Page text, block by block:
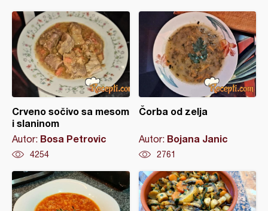
Crveno sočivo sa mesom
i slaninom
Autor: Bosa Petrovic
4254
Čorba od zelja
Autor: Bojana Janic
2761